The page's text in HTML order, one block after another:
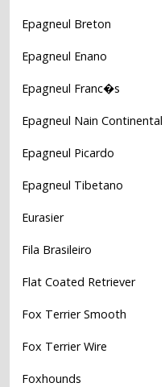
Epagneul Breton
Epagneul Enano
Epagneul Franc�s
Epagneul Nain Continental
Epagneul Picardo
Epagneul Tibetano
Eurasier
Fila Brasileiro
Flat Coated Retriever
Fox Terrier Smooth
Fox Terrier Wire
Foxhounds